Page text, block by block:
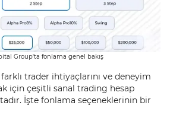
Group'ta fonlama genel bakış
trader ihtiyaçlarını ve deneyim
için çeşitli sanal trading hesap
İşte fonlama seçeneklerinin bir